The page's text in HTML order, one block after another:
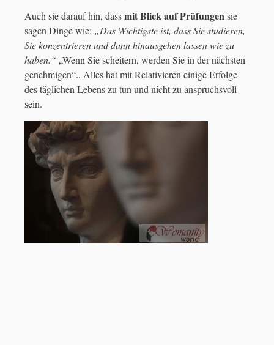
Auch sie darauf hin, dassmit Blick auf Prüfungensie
sagen Dinge wie: „Das Wichtigste ist, dass Sie studieren,
Sie konzentrieren und dann hinausgehen lassen wie zu
haben.“ „Wenn Sie scheitern, werden Sie in der nächsten
genehmigen“.. Alles hat mit Relativieren einige Erfolge
des täglichen Lebens zu tun und nicht zu anspruchsvoll
sein.